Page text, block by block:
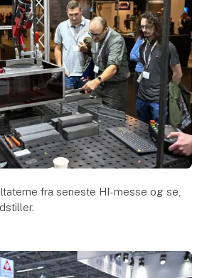
fra seneste HI-messe og se,